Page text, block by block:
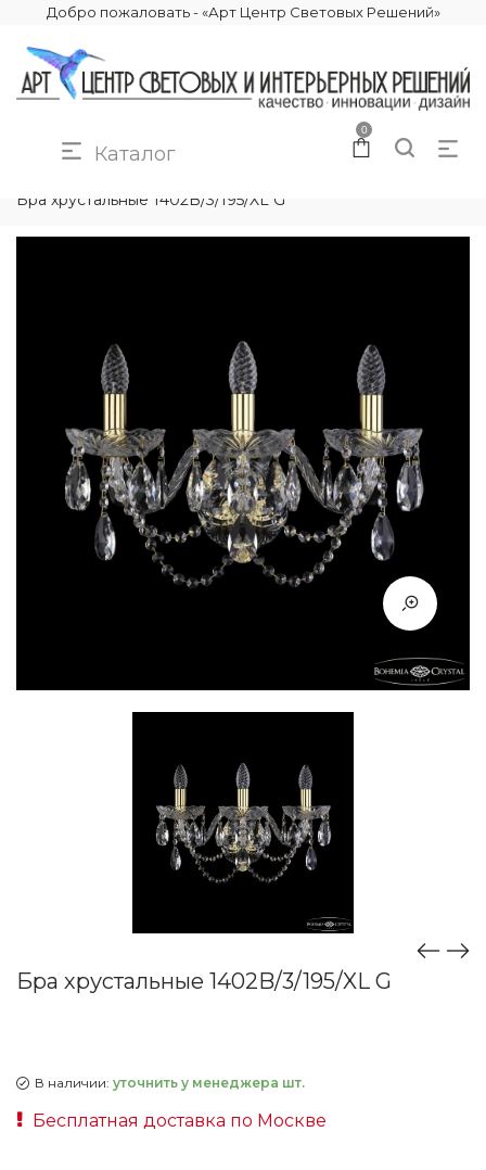
Добро пожаловать - «Арт Центр Световых Решений»
Каталог
0
Бра хрустальные 1402B/3/195/XL G
Бра хрустальные 1402B/3/195/XL G
В наличии: уточнить у менеджера шт.
Бесплатная доставка по Москве